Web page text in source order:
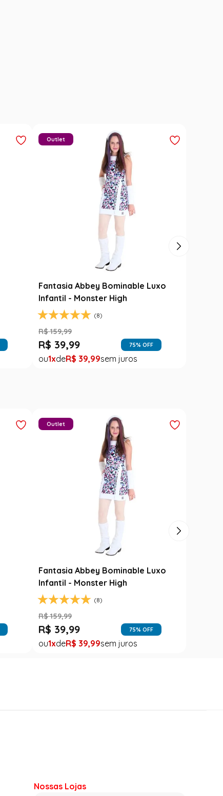
Fantasia Abbey Bominable Luxo
Infantil - Monster High
(8)
Outlet
R$ 159,99
R$ 39,99 75% OFF
1 R$ 39,99
Fantasia Abbey Bominable Luxo
Infantil - Monster High
(8)
Outlet
R$ 159,99
R$ 39,99 75% OFF
1 R$ 39,99
Nossas Lojas